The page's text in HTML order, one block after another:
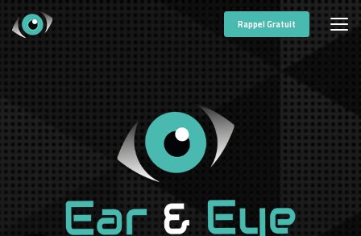
contenu
Rappel Gratuit